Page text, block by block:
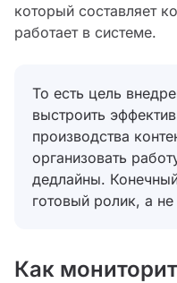
который составляет
работает в системе.
То есть цель
выстроить
производства
организовать
дедлайны.
готовый ролик, а
Как